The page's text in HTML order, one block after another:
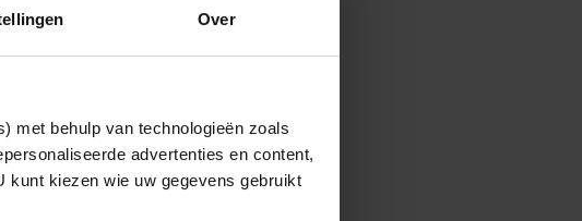
Over
met behulp van technologieën zoals
advertenties en content,
kunt kiezen wie uw gegevens gebruikt